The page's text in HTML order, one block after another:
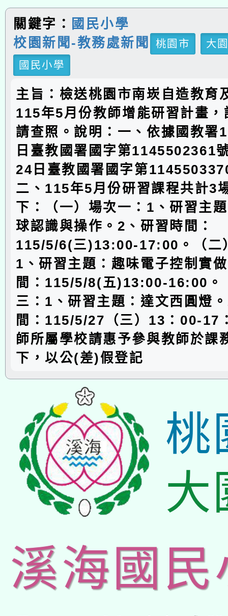
關鍵字：
國民小學
校園新聞-教務處新聞
桃園市
大
國民小學
主旨：檢送桃園市南崁自造教育
115年5月份教師增能研習計畫，
請查照。說明：一、依據國教署
日臺教國署國字第1145502361
24日臺教國署國字第
二、115年5月份研習課程共計3
下：（一）場次一：1、研習主
球認識與操作。2、研習時間：
115/5/6(三)13:00-17:00。（二
1、研習主題：趣味電子控制實
間：115/5/8(五)13:00-16:00。
三：1、研習主題：達文西圓燈
間：115/5/27（三）13：00-17
師所屬學校請惠予參與教師於課
下，以公(差)假登記
桃
大
溪海國民